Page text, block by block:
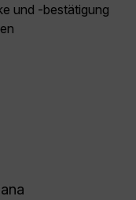
und -bestätigung